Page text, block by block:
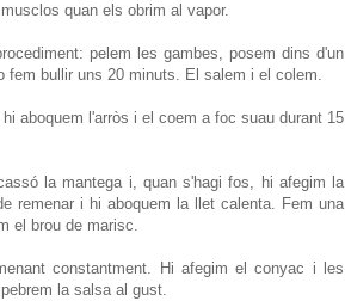
quan els obrim al vapor.
pelem les gambes, posem dins d'un
bullir uns 20 minuts. El salem i el colem.
aboquem l'arròs i el coem a foc suau durant 15
la mantega i, quan s'hagi fos, hi afegim la
remenar i hi aboquem la llet calenta. Fem una
el brou de marisc.
constantment. Hi afegim el conyac i les
la salsa al gust.